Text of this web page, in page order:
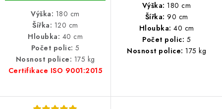
Výška: 180 cm
Šířka: 120 cm
Hloubka: 40 cm
Počet polic: 5
Nosnost police: 175 kg
Certifikace ISO 9001:2015
Výška: 180 cm
Šířka: 90 cm
Hloubka: 40 cm
Počet polic: 5
Nosnost police: 175 kg